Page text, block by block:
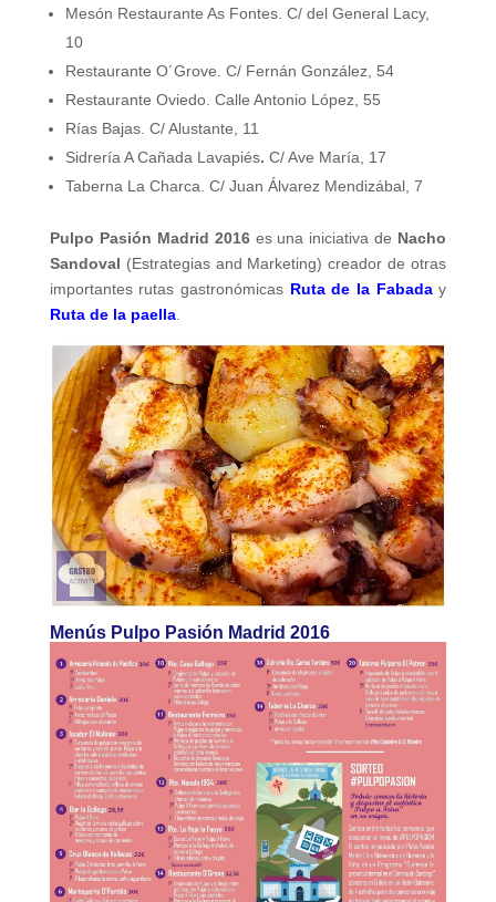
Mesón Restaurante As Fontes. C/ del General Lacy,
10
Restaurante O´Grove. C/ Fernán González, 54
Restaurante Oviedo. Calle Antonio López, 55
Rías Bajas. C/ Alustante, 11
Sidrería A Cañada Lavapiés. C/ Ave María, 17
Taberna La Charca. C/ Juan Álvarez Mendizábal, 7
Pulpo Pasión Madrid 2016 es una iniciativa de Nacho
Sandoval (Estrategias and Marketing) creador de otras
importantes rutas gastronómicas Ruta de la Fabaday
Ruta de la paella.
Menús Pulpo Pasión Madrid 2016